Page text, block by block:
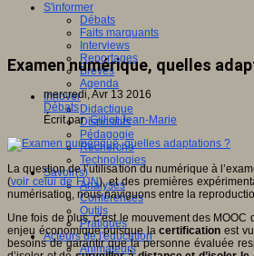
S'informer
Débats
Faits marquants
Interviews
Reportages
Brèves
Agenda
Innover
Didactique
Dispositifs
Pédagogie
Recherche
Technologies
Savoir(s)
Analyses
Conférences
Outils
Pratiques
Acteurs de l'éducation
Animateurs
Examen numérique, quelles
mercredi, Avr 13 2016
Débats
Écrit parGilliot Jean-Marie
La question de l’utilisation du numérique à
(voir celui de FUN), et des premières
numérisation, nous naviguons entre la
Une fois de plus, c’est le mouvement des
enjeu économique puisque lacertification est
besoins de garantir que la personne évaluée